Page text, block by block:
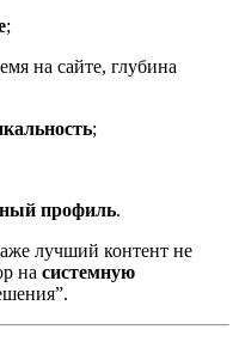
;
на сайте, глубина
;
профиль.
лучший контент не
на системную